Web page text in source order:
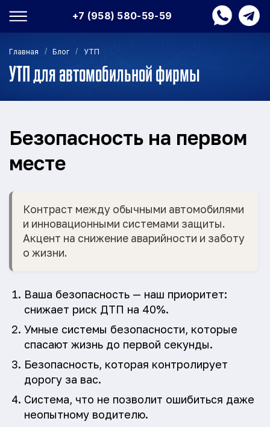
+7 (958) 580-59-59
Главная / Блог / УТП
УТП для автомобильной фирмы
Безопасность на первом
месте
Контраст между обычными автомобилями
и инновационными системами защиты.
Акцент на снижение аварийности и заботу
о жизни.
Ваша безопасность — наш приоритет:
снижает риск ДТП на 40%.
Умные системы безопасности, которые
спасают жизнь до первой секунды.
Безопасность, которая контролирует
дорогу за вас.
Система, что не позволит ошибиться даже
неопытному водителю.